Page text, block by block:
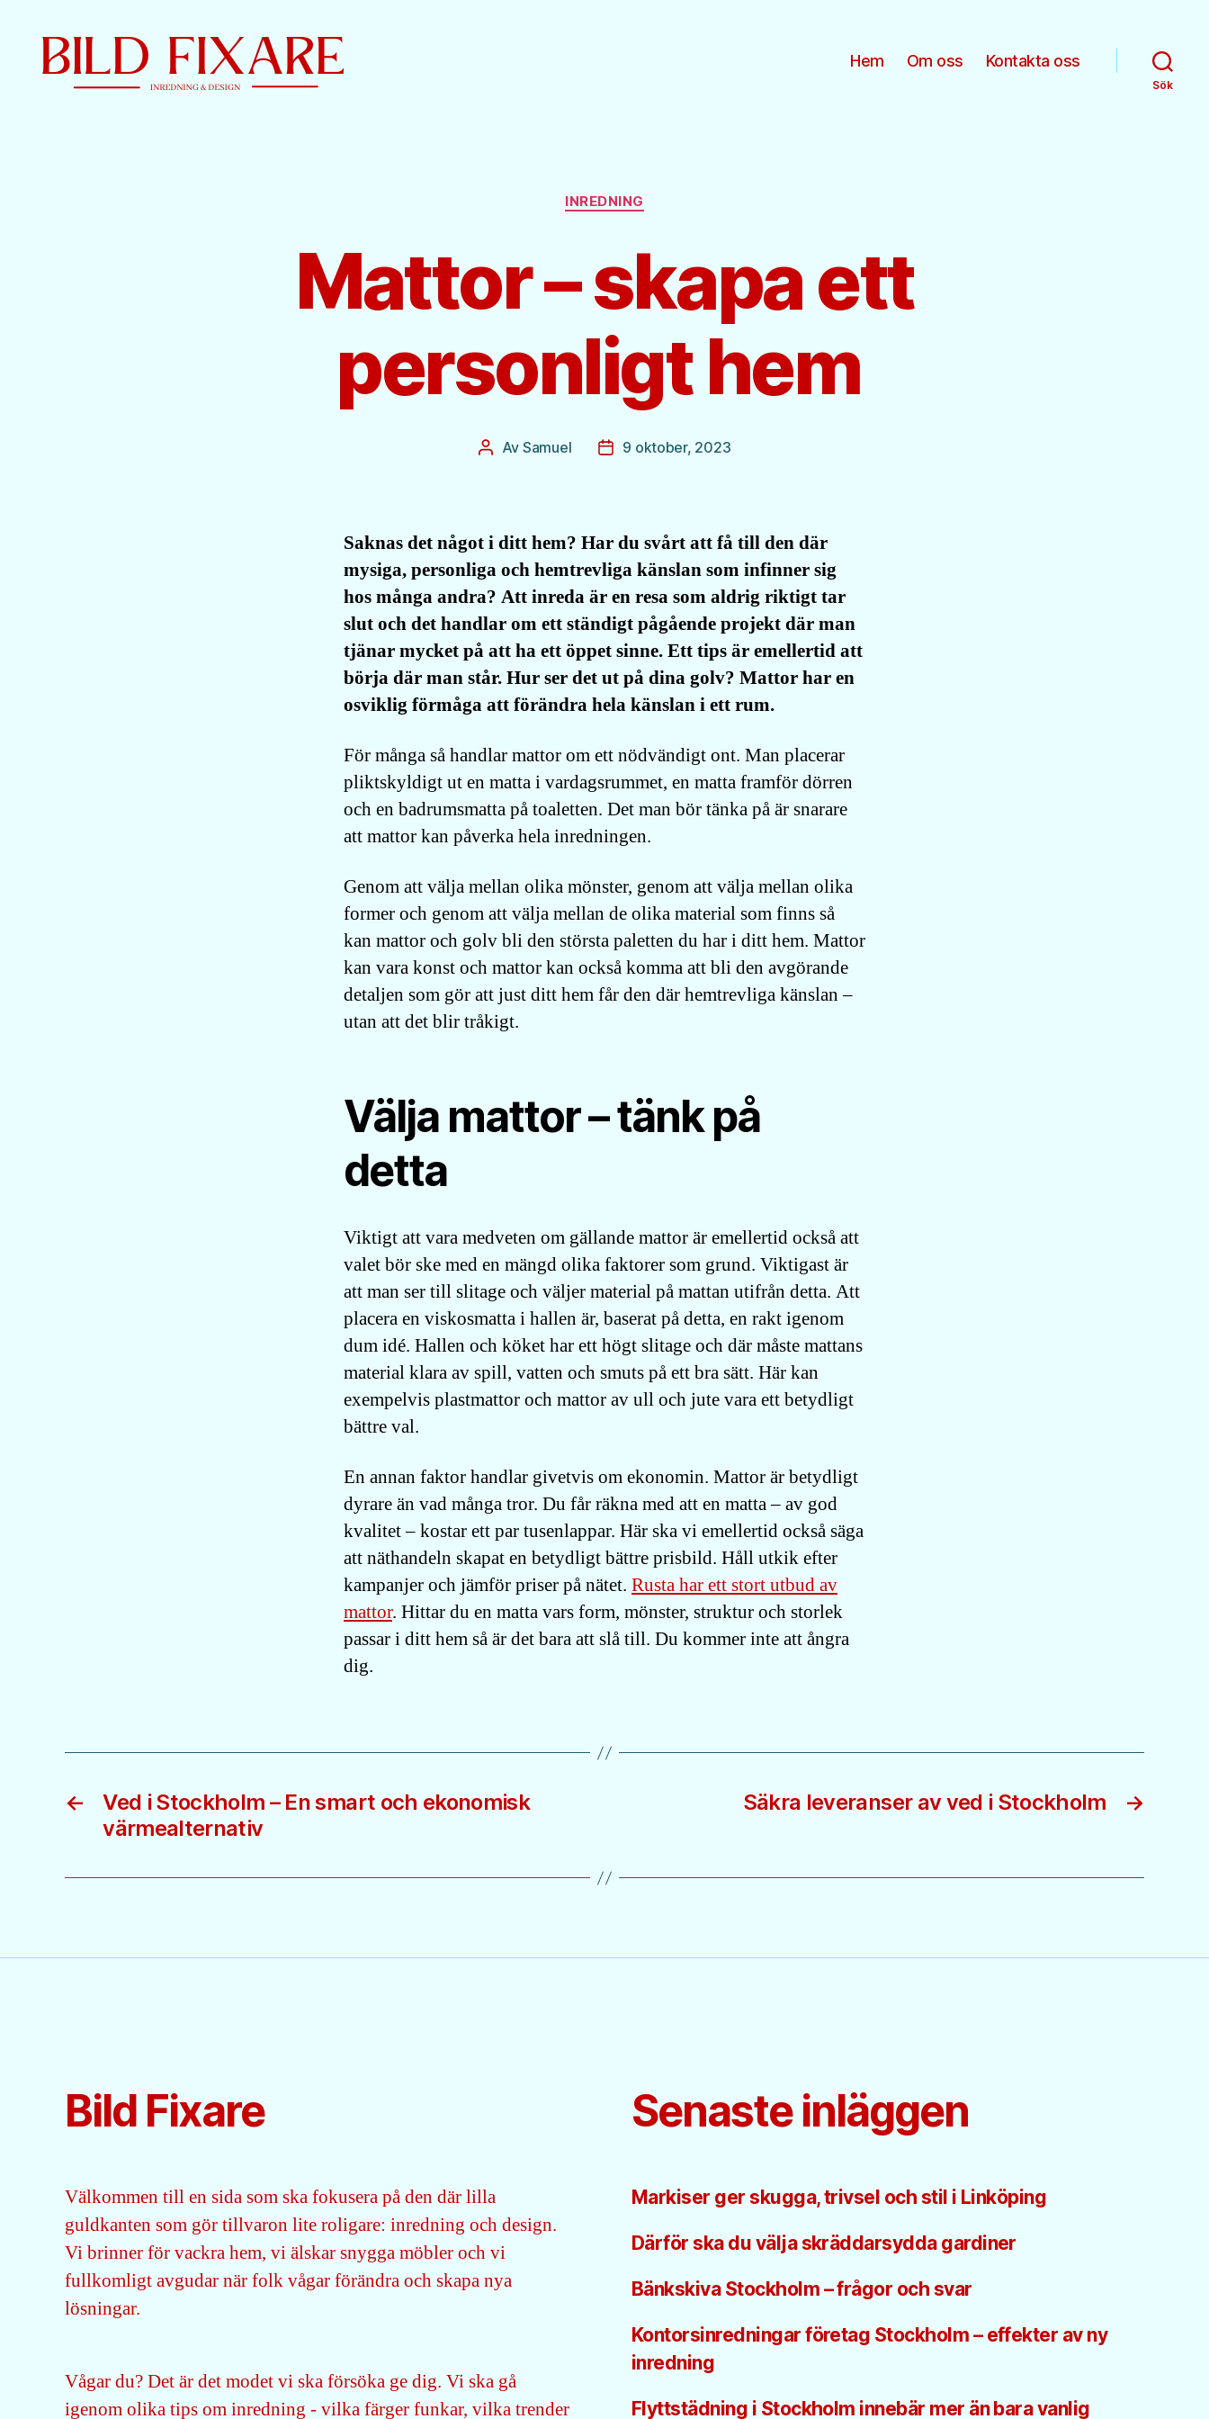
Hem Om oss Kontakta oss
Sök
Kategorier
INREDNING
Mattor – skapa ett
personligt hem
Inläggsförfattare
Av Samuel Inläggsdatum
9 oktober, 2023
Saknas det något i ditt hem? Har du svårt att få till den där
mysiga, personliga och hemtrevliga känslan som infinner sig
hos många andra? Att inreda är en resa som aldrig riktigt tar
slut och det handlar om ett ständigt pågående projekt där man
tjänar mycket på att ha ett öppet sinne. Ett tips är emellertid att
börja där man står. Hur ser det ut på dina golv? Mattor har en
osviklig förmåga att förändra hela känslan i ett rum.
För många så handlar mattor om ett nödvändigt ont. Man placerar
pliktskyldigt ut en matta i vardagsrummet, en matta framför dörren
och en badrumsmatta på toaletten. Det man bör tänka på är snarare
att mattor kan påverka hela inredningen.
Genom att välja mellan olika mönster, genom att välja mellan olika
former och genom att välja mellan de olika material som finns så
kan mattor och golv bli den största paletten du har i ditt hem. Mattor
kan vara konst och mattor kan också komma att bli den avgörande
detaljen som gör att just ditt hem får den där hemtrevliga känslan –
utan att det blir tråkigt.
Välja mattor – tänk på
detta
Viktigt att vara medveten om gällande mattor är emellertid också att
valet bör ske med en mängd olika faktorer som grund. Viktigast är
att man ser till slitage och väljer material på mattan utifrån detta. Att
placera en viskosmatta i hallen är, baserat på detta, en rakt igenom
dum idé. Hallen och köket har ett högt slitage och där måste mattans
material klara av spill, vatten och smuts på ett bra sätt. Här kan
exempelvis plastmattor och mattor av ull och jute vara ett betydligt
bättre val.
En annan faktor handlar givetvis om ekonomin. Mattor är betydligt
dyrare än vad många tror. Du får räkna med att en matta – av god
kvalitet – kostar ett par tusenlappar. Här ska vi emellertid också säga
att näthandeln skapat en betydligt bättre prisbild. Håll utkik efter
kampanjer och jämför priser på nätet. Rusta har ett stort utbud av
mattor. Hittar du en matta vars form, mönster, struktur och storlek
passar i ditt hem så är det bara att slå till. Du kommer inte att ångra
dig.
←
Ved i Stockholm – En smart och ekonomisk
värmealternativ
→
Säkra leveranser av ved i Stockholm
Bild Fixare
Välkommen till en sida som ska fokusera på den där lilla
guldkanten som gör tillvaron lite roligare: inredning och design.
Vi brinner för vackra hem, vi älskar snygga möbler och vi
fullkomligt avgudar när folk vågar förändra och skapa nya
lösningar.
Vågar du? Det är det modet vi ska försöka ge dig. Vi ska gå
igenom olika tips om inredning - vilka färger funkar, vilka trender
Senaste inläggen
Markiser ger skugga, trivsel och stil i Linköping
Därför ska du välja skräddarsydda gardiner
Bänkskiva Stockholm – frågor och svar
Kontorsinredningar företag Stockholm – effekter av ny
inredning
Flyttstädning i Stockholm innebär mer än bara vanlig